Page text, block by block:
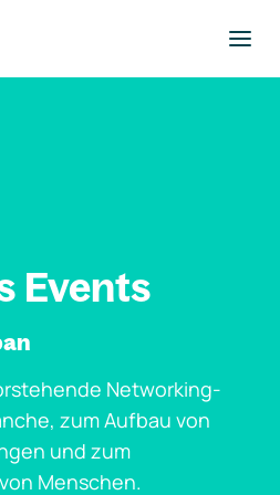
Events
Networking-
zum Aufbau von
und zum
Menschen.